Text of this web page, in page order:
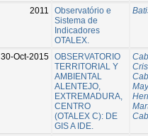
2011
Observatório e
Sistema de
Indicadores
OTALEX.
30-Oct-2015 OBSERVATORIO
TERRITORIAL Y
AMBIENTAL
ALENTEJO,
EXTREMADURA,
CENTRO
(OTALEX C): DE
GIS A IDE.